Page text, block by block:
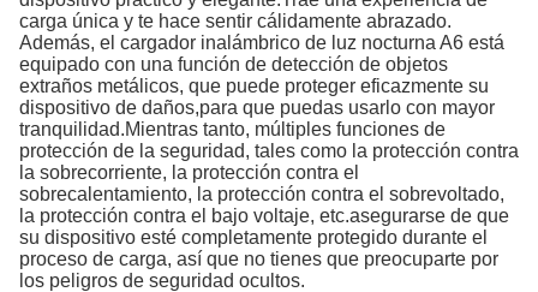
carga única y te hace sentir cálidamente abrazado.
Además, el cargador inalámbrico de luz nocturna A6 está
equipado con una función de detección de objetos
extraños metálicos, que puede proteger eficazmente su
dispositivo de daños,para que puedas usarlo con mayor
tranquilidad.Mientras tanto, múltiples funciones de
protección de la seguridad, tales como la protección contra
la sobrecorriente, la protección contra el
sobrecalentamiento, la protección contra el sobrevoltado,
la protección contra el bajo voltaje, etc.asegurarse de que
su dispositivo esté completamente protegido durante el
proceso de carga, así que no tienes que preocuparte por
los peligros de seguridad ocultos.